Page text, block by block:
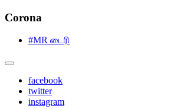
Corona
#MR டைரி
facebook
twitter
instagram